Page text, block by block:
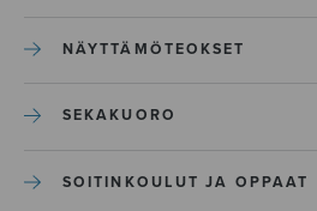
NÄYTTÄMÖTEOKSET
SEKAKUORO
SOITINKOULUT JA OPPAAT